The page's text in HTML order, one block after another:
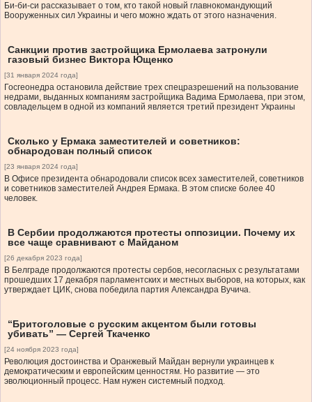
Би-би-си рассказывает о том, кто такой новый главнокомандующий
Вооруженных сил Украины и чего можно ждать от этого назначения.
Санкции против застройщика Ермолаева затронули
газовый бизнес Виктора Ющенко
[31 января 2024 года]
Госгеонедра остановила действие трех спецразрешений на пользование
недрами, выданных компаниям застройщика Вадима Ермолаева, при этом,
совладельцем в одной из компаний является третий президент Украины
Сколько у Ермака заместителей и советников:
обнародован полный список
[23 января 2024 года]
В Офисе президента обнародовали список всех заместителей, советников
и советников заместителей Андрея Ермака. В этом списке более 40
человек.
В Сербии продолжаются протесты оппозиции. Почему их
все чаще сравнивают с Майданом
[26 декабря 2023 года]
В Белграде продолжаются протесты сербов, несогласных с результатами
прошедших 17 декабря парламентских и местных выборов, на которых, как
утверждает ЦИК, снова победила партия Александра Вучича.
“Бритоголовые с русским акцентом были готовы
убивать” — Сергей Ткаченко
[24 ноября 2023 года]
Революция достоинства и Оранжевый Майдан вернули украинцев к
демократическим и европейским ценностям. Но развитие — это
эволюционный процесс. Нам нужен системный подход.